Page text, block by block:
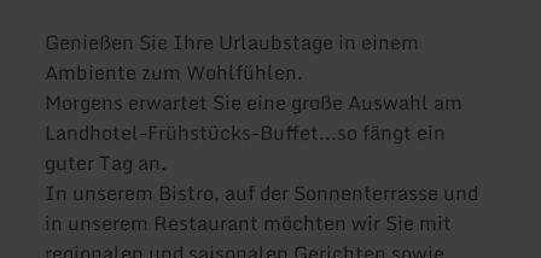
Genießen Sie Ihre Urlaubstage in einem
Ambiente zum Wohlfühlen.
Morgens erwartet Sie eine große Auswahl am
Landhotel-Frühstücks-Buffet...so fängt ein
guter Tag an.
In unserem Bistro, auf der Sonnenterrasse und
in unserem Restaurant möchten wir Sie mit